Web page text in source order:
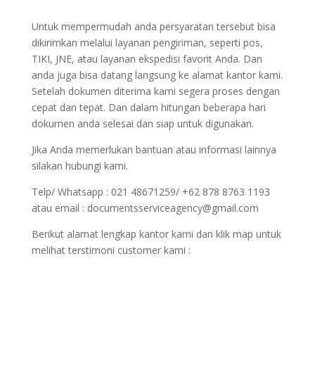
Untuk mempermudah anda persyaratan tersebut bisa
dikirimkan melalui layanan pengiriman, seperti pos,
TIKI, JNE, atau layanan ekspedisi favorit Anda. Dan
anda juga bisa datang langsung ke alamat kantor kami.
Setelah dokumen diterima kami segera proses dengan
cepat dan tepat. Dan dalam hitungan beberapa hari
dokumen anda selesai dan siap untuk digunakan.
Jika Anda memerlukan bantuan atau informasi lainnya
silakan hubungi kami.
Telp/ Whatsapp : 021 48671259/ +62 878 8763 1193
atau email : documentsserviceagency@gmail.com
Berikut alamat lengkap kantor kami dan klik map untuk
melihat terstimoni customer kami :